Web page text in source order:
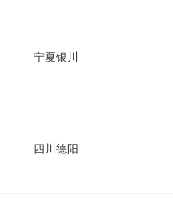
宁夏银川
四川德阳